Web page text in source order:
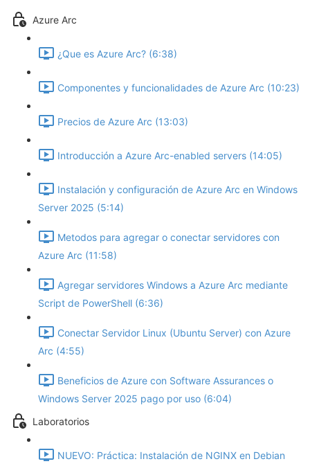
Azure Arc
¿Que es Azure Arc? (6:38)
Componentes y funcionalidades de Azure Arc (10:23)
Precios de Azure Arc (13:03)
Introducción a Azure Arc-enabled servers (14:05)
Instalación y configuración de Azure Arc en Windows
Server 2025 (5:14)
Metodos para agregar o conectar servidores con
Azure Arc (11:58)
Agregar servidores Windows a Azure Arc mediante
Script de PowerShell (6:36)
Conectar Servidor Linux (Ubuntu Server) con Azure
Arc (4:55)
Beneficios de Azure con Software Assurances o
Windows Server 2025 pago por uso (6:04)
Laboratorios
NUEVO: Práctica: Instalación de NGINX en Debian